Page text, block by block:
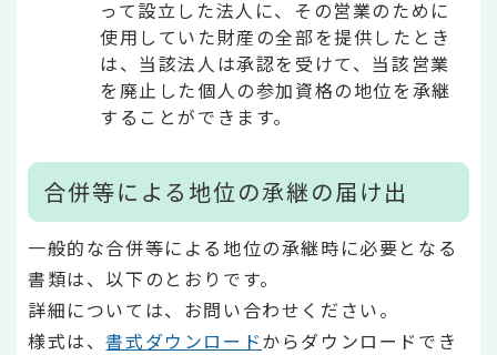
って設立した法人に、その営業のために
使用していた財産の全部を提供したとき
は、当該法人は承認を受けて、当該営業
を廃止した個人の参加資格の地位を承継
することができます。
合併等による地位の承継の届け出
一般的な合併等による地位の承継時に必要となる
書類は、以下のとおりです。
詳細については、お問い合わせください。
様式は、書式ダウンロードからダウンロードでき